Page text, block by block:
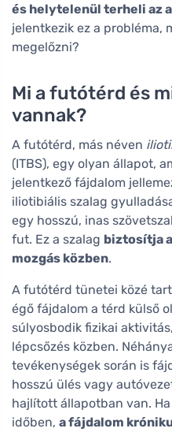
és helytelenül terheli az
jelentkezik ez a probléma,
megelőzni?
Mi a futótérd és
vannak?
A futótérd, más néven
(ITBS), egy olyan állapot,
jelentkező fájdalom
iliotibiális szalag
egy hosszú, inas
fut. Ez a szalag biztosítja
mozgás közben.
A futótérd tünetei közé
égő fájdalom a térd külső
súlyosbodik fizikai
lépcsőzés közben.
tevékenységek során is
hosszú ülés vagy
hajlított állapotban van.
időben, a fájdalom